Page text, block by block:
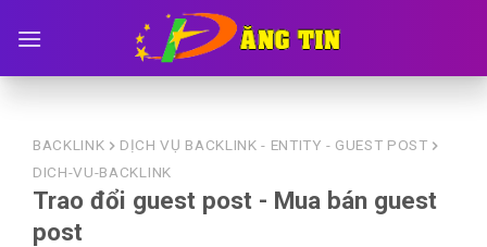
BACKLINK
DỊCH VỤ BACKLINK - ENTITY - GUEST POST
DICH-VU-BACKLINK
Trao đổi guest post - Mua bán guest
post